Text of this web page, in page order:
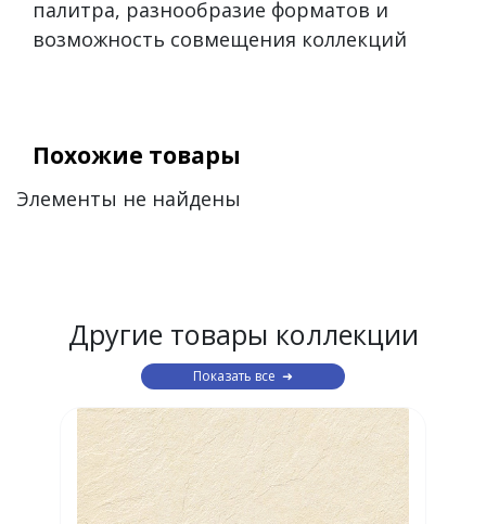
палитра, разнообразие форматов и
возможность совмещения коллекций
Похожие товары
Элементы не найдены
Другие товары коллекции
Показать все